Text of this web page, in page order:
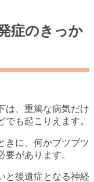
症のきっか
は、重篤な病気だけ
も起こりえます。
きに、何かブツブツ
があります。
と後遺症となる神経